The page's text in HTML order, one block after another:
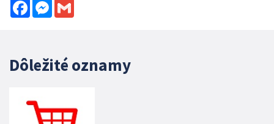
FacebookMessenger
Dôležité oznamy